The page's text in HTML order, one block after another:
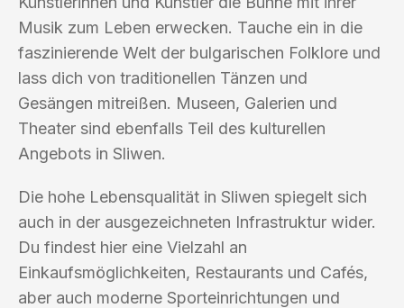
Musik zum Leben erwecken. Tauche ein in die
faszinierende Welt der bulgarischen Folklore und
lass dich von traditionellen Tänzen und
Gesängen mitreißen. Museen, Galerien und
Theater sind ebenfalls Teil des kulturellen
Angebots in Sliwen.
Die hohe Lebensqualität in Sliwen spiegelt sich
auch in der ausgezeichneten Infrastruktur wider.
Du findest hier eine Vielzahl an
Einkaufsmöglichkeiten, Restaurants und Cafés,
aber auch moderne Sporteinrichtungen und